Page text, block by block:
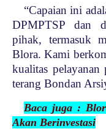
“Capaian ini
DPMPTSP dan
pihak, termasuk
Blora. Kami
kualitas
terang Bondan
Baca juga :
Akan Berinvestasi